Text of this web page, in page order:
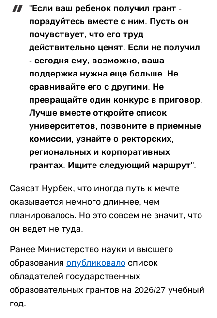
"Если ваш ребенок получил грант -
порадуйтесь вместе с ним. Пусть он
почувствует, что его труд
действительно ценят. Если не получил
- сегодня ему, возможно, ваша
поддержка нужна еще больше. Не
сравнивайте его с другими. Не
превращайте один конкурс в приговор.
Лучше вместе откройте список
университетов, позвоните в приемные
комиссии, узнайте о ректорских,
региональных и корпоративных
грантах. Ищите следующий маршрут".
Саясат Нурбек, что иногда путь к мечте
оказывается немного длиннее, чем
планировалось. Но это совсем не значит, что
он ведет не туда.
Ранее Министерство науки и высшего
образования опубликовало список
обладателей государственных
образовательных грантов на 2026/27 учебный
год.